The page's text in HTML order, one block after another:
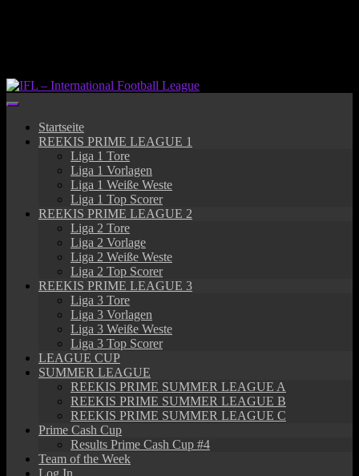
Startseite
REEKIS PRIME LEAGUE 1
Liga 1 Tore
Liga 1 Vorlagen
Liga 1 Weiße Weste
Liga 1 Top Scorer
REEKIS PRIME LEAGUE 2
Liga 2 Tore
Liga 2 Vorlage
Liga 2 Weiße Weste
Liga 2 Top Scorer
REEKIS PRIME LEAGUE 3
Liga 3 Tore
Liga 3 Vorlagen
Liga 3 Weiße Weste
Liga 3 Top Scorer
LEAGUE CUP
SUMMER LEAGUE
REEKIS PRIME SUMMER LEAGUE A
REEKIS PRIME SUMMER LEAGUE B
REEKIS PRIME SUMMER LEAGUE C
Prime Cash Cup
Results Prime Cash Cup #4
Team of the Week
Log In